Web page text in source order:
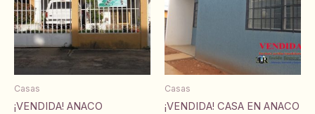
Casas
¡VENDIDA! ANACO
Casas
¡VENDIDA! CASA EN ANACO